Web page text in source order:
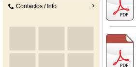
Contactos / Info